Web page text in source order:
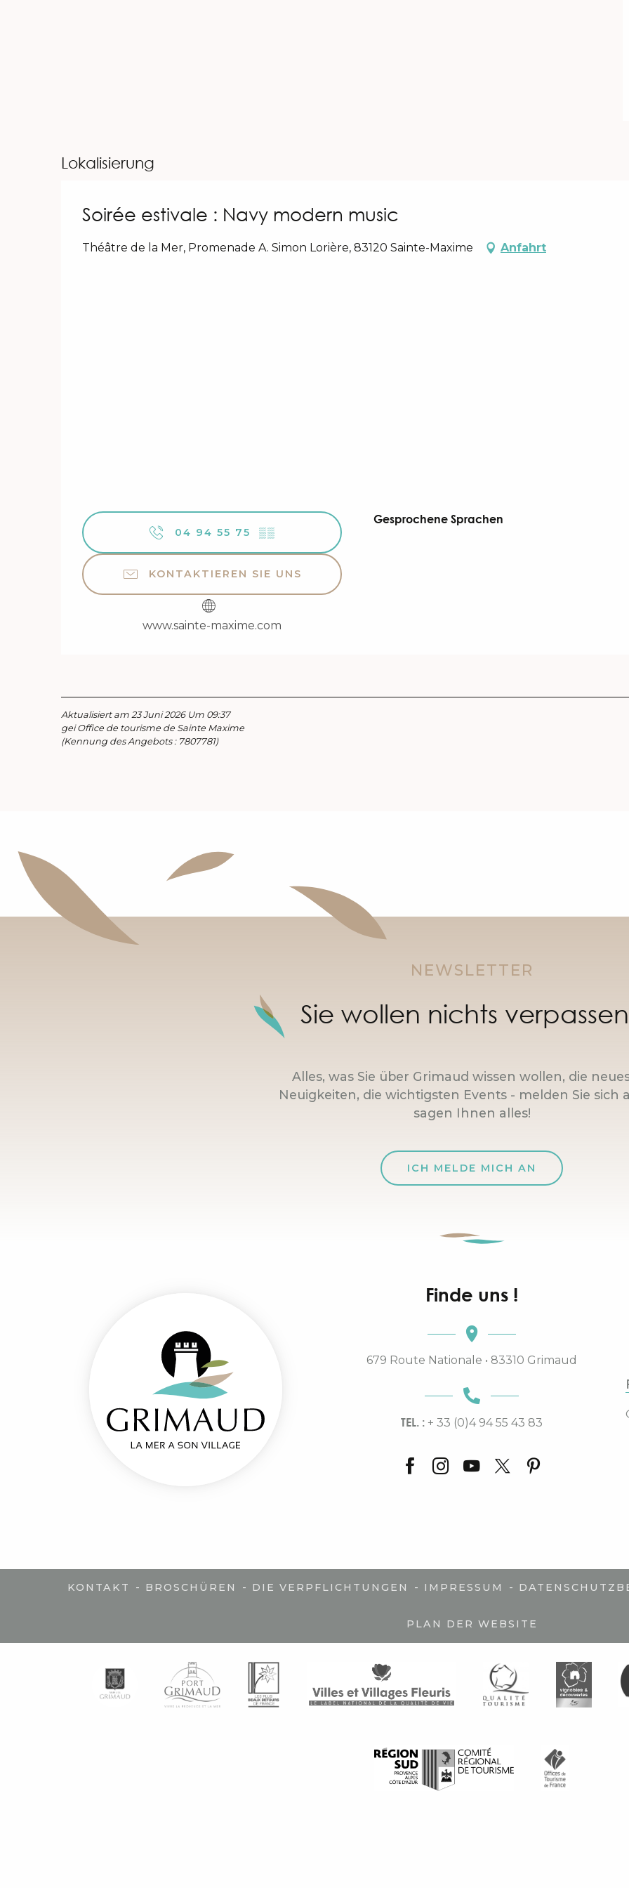
Lokalisierung
Soirée estivale : Navy modern music
Théâtre de la Mer, Promenade A. Simon Lorière, 83120 Sainte-Maxime Anfahrt
04 94 55 75 ▒▒
KONTAKTIEREN SIE UNS
www.sainte-maxime.com
Gesprochene Sprachen
Gesprochene Sprachen
Aktualisiert am 23 Juni 2026 Um 09:37
gei Office de tourisme de Sainte Maxime
(Kennung des Angebots : 7807781)
NEWSLETTER
Sie wollen nichts
Alles, was Sie über Grimaud wissen wollen, die
Neuigkeiten, die wichtigsten Events - melden Sie sich
sagen Ihnen alles!
ICH MELDE MICH AN
Finde uns !
679 Route Nationale • 83310 Grimaud
TEL. : + 33 (0)4 94 55 43 83
KONTAKT - BROSCHÜREN - DIE VERPFLICHTUNGEN - IMPRESSUM -
PLAN DER WEBSITE